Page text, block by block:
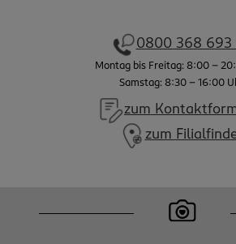
0800 368 693
Montag bis Freitag: 8:00 -
Samstag: 8:30 - 16:00
zum
zum